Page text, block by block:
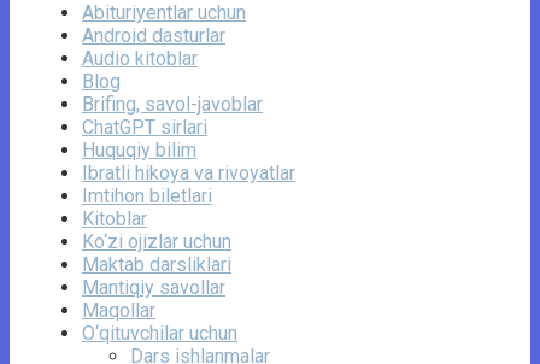
Abituriyentlar uchun
Android dasturlar
Audio kitoblar
Blog
Brifing, savol-javoblar
ChatGPT sirlari
Huquqiy bilim
Ibratli hikoya va rivoyatlar
Imtihon biletlari
Kitoblar
Ko‘zi ojizlar uchun
Maktab darsliklari
Mantiqiy savollar
Maqollar
O‘qituvchilar uchun
Dars ishlanmalar